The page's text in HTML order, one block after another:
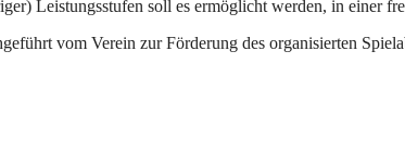
Leistungsstufen soll es ermöglicht werden, in
vom Verein zur Förderung des organisierten